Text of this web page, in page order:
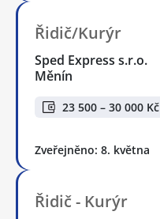
Řidič/Kurýr
Sped Express s.r.o.
Měnín
23 500 – 30 000 Kč
Zveřejněno: 8. května
Řidič - Kurýr